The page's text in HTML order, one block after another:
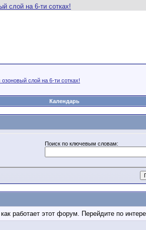
слой на 6-ти сотках!
Календарь
Поиск по ключевым словам:
работает этот форум. Перейдите по